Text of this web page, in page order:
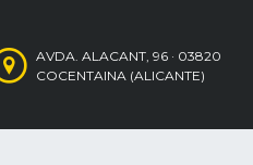
AVDA. ALACANT, 96 · 03820
COCENTAINA (ALICANTE)